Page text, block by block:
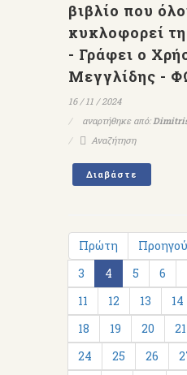
βιβλίο που
κυκλοφορεί
- Γράφει ο
Μεγγλίδης -
16 / 11 / 2024
αναρτήθηκε από:
Αναζήτηση
Διαβάστε
Πρώτη
3
4 5 6
11
12 13 14
18
19 20 21
24
25 26